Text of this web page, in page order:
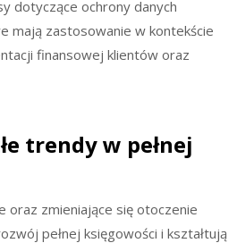
dotyczące ochrony danych
mają zastosowanie w kontekście
finansowej klientów oraz
trendy w pełnej
oraz zmieniające się otoczenie
pełnej księgowości i kształtują